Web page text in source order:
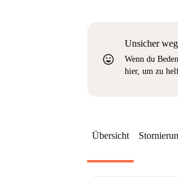
sentiment_very_satisfied
Unsicher
Wenn du
hier, um zu
Übersicht